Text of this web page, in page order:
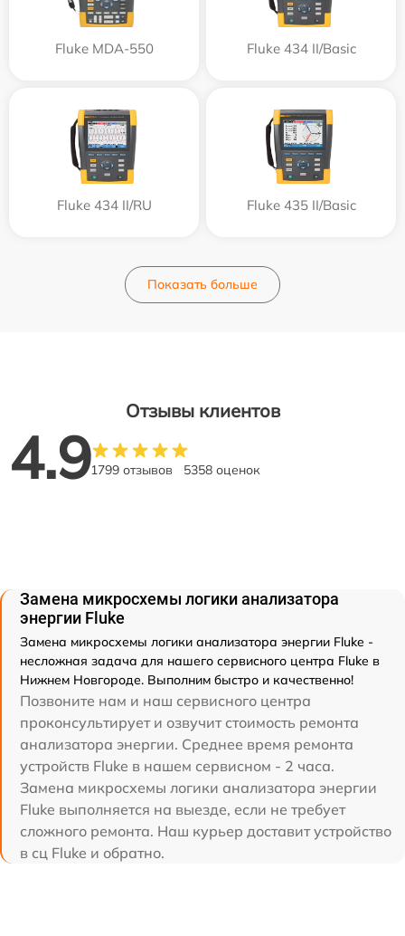
Fluke MDA-550 Fluke 434 II/Basic
Fluke 434 II/RU Fluke 435 II/Basic
Показать больше
Отзывы клиентов
4.91799 отзывов 5358 оценок
Замена микросхемы логики анализатора
энергии Fluke
Замена микросхемы логики анализатора энергии Fluke -
несложная задача для нашего сервисного центра Fluke в
Нижнем Новгороде. Выполним быстро и качественно!
Позвоните нам и наш сервисного центра
проконсультирует и озвучит стоимость ремонта
анализатора энергии. Среднее время ремонта
устройств Fluke в нашем сервисном - 2 часа.
Замена микросхемы логики анализатора энергии
Fluke выполняется на выезде, если не требует
сложного ремонта. Наш курьер доставит устройство
в сц Fluke и обратно.